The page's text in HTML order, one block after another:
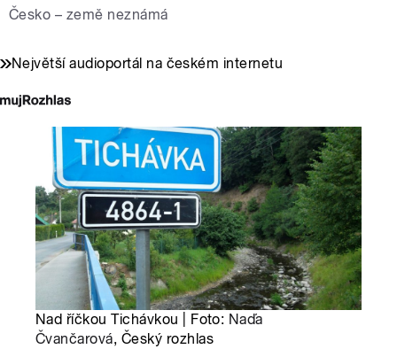
Česko – země neznámá
Největší audioportál na českém internetu
Nad říčkou Tichávkou | Foto: Naďa
Čvančarová, Český rozhlas